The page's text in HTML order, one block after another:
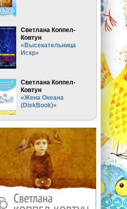
Светлана Коппел-
Ковтун
«Высекательница
Искр»
Светлана Коппел-
Ковтун
«Жена Океана
(DiskBook)»